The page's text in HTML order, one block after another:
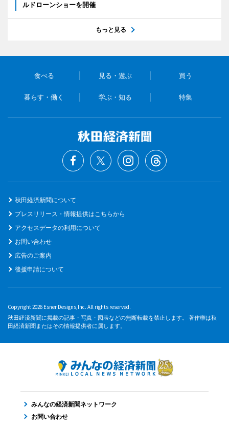
ルドローンショーを開催
もっと見る
食べる 見る・遊ぶ 買う
暮らす・働く 学ぶ・知る 特集
秋田経済新聞について
プレスリリース・情報提供はこちらから
アクセスデータの利用について
お問い合わせ
広告のご案内
後援申請について
Copyright 2026 Esner Designs,Inc. All rights reserved.
秋田経済新聞に掲載の記事・写真・図表などの無断転載を禁止します。 著作権は秋
田経済新聞またはその情報提供者に属します。
みんなの経済新聞ネットワーク
お問い合わせ